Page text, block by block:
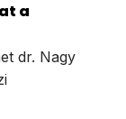
a
dr. Nagy